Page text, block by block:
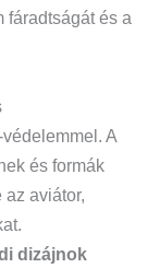
fáradtságát és a
A
és formák
az aviátor,
dizájnok